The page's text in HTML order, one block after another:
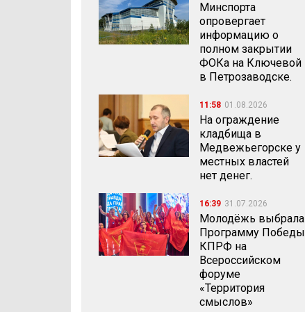
Минспорта
опровергает
информацию о
полном закрытии
ФОКа на Ключевой
в Петрозаводске.
11:58 01.08.2026
На ограждение
кладбища в
Медвежьегорске у
местных властей
нет денег.
16:39 31.07.2026
Молодёжь выбрала
Программу Победы
КПРФ на
Всероссийском
форуме
«Территория
смыслов»